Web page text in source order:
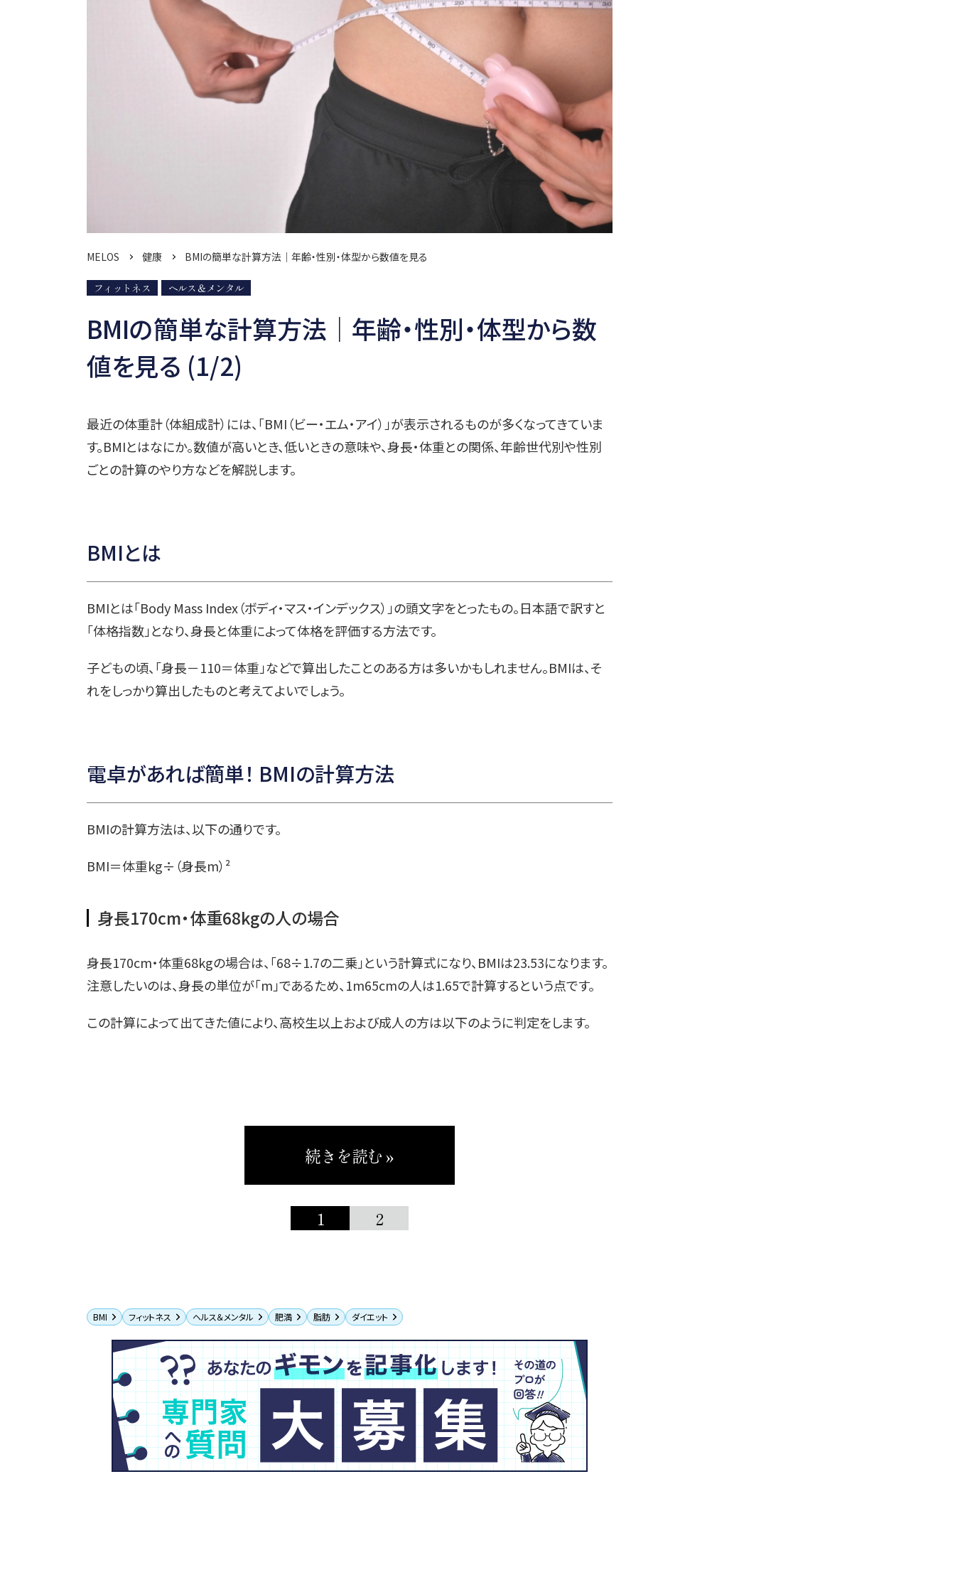
MELOS 健康 BMIの簡単な計算方法｜年齢・性別・体型から数値を見る
フィットネス ヘルス＆メンタル
BMIの簡単な計算方法｜年齢・性別・体型から数
値を見る (1/2)
最近の体重計（体組成計）には、「BMI（ビー・エム・アイ）」が表示されるものが多くなってきていま
す。BMIとはなにか。数値が高いとき、低いときの意味や、身長・体重との関係、年齢世代別や性別
ごとの計算のやり方などを解説します。
BMIとは
BMIとは「Body Mass Index（ボディ・マス・インデックス）」の頭文字をとったもの。日本語で訳すと
「体格指数」となり、身長と体重によって体格を評価する方法です。
子どもの頃、「身長－110＝体重」などで算出したことのある方は多いかもしれません。BMIは、そ
れをしっかり算出したものと考えてよいでしょう。
電卓があれば簡単！ BMIの計算方法
BMIの計算方法は、以下の通りです。
BMI＝体重kg÷（身長m）²
身長170cm・体重68kgの人の場合
身長170cm・体重68kgの場合は、「68÷1.7の二乗」という計算式になり、BMIは23.53になります。
注意したいのは、身長の単位が「m」であるため、1m65cmの人は1.65で計算するという点です。
この計算によって出てきた値により、高校生以上および成人の方は以下のように判定をします。
続きを読む »
1 2
BMI フィットネス ヘルス＆メンタル 肥満 脂肪 ダイエット